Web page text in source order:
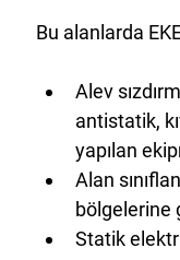
Bu alanlarda
Alev
antistatik,
yapılan
Alan
bölgelerine
Statik